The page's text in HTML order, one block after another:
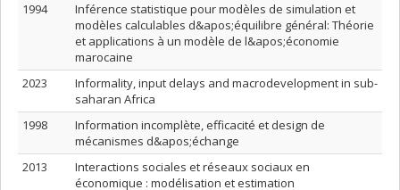
1994
Inférence statistique pour modèles de simulation et
modèles calculables d&apos;équilibre général: Théorie
et applications à un modèle de l&apos;économie
marocaine
2023
Informality, input delays and macrodevelopment in sub-
saharan Africa
1998
Information incomplète, efficacité et design de
mécanismes d&apos;échange
2013
Interactions sociales et réseaux sociaux en
économique : modélisation et estimation